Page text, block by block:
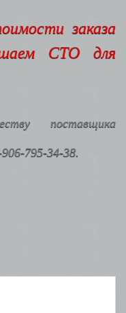
заказа
СТО для
поставщика
795-34-38.